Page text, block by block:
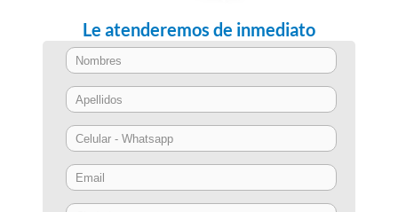
Le atenderemos de inmediato